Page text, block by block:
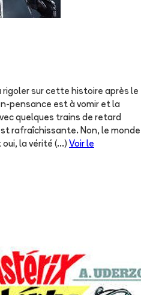
rigoler sur cette histoire après le
pensance est à vomir et la
quelques trains de retard
rafraîchissante. Non, le monde
la vérité (...) Voir le